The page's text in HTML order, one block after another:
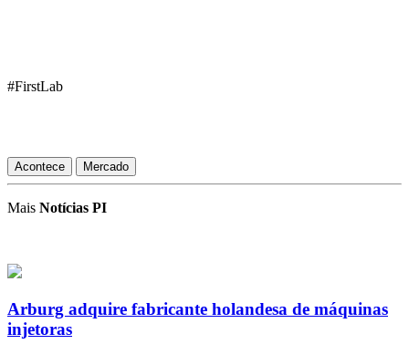
#FirstLab
Acontece Mercado
Mais Notícias PI
Arburg adquire fabricante holandesa de máquinas
injetoras